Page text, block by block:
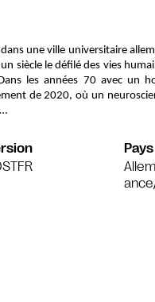
une ville universitaire
siècle le défilé des vies
les années 70 avec un
de 2020, où un
Pays